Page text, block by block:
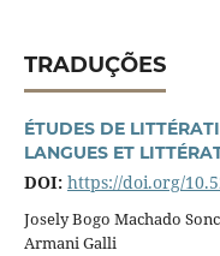
TRADUÇÕES
ÉTUDES DE
LANGUES ET
DOI: https://doi.org/
Josely Bogo Machado
Armani Galli